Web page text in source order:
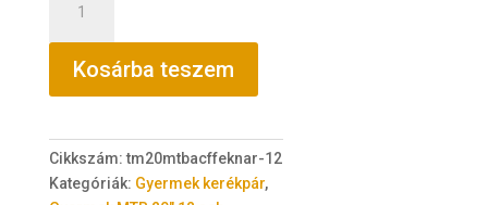
20"fiú
seb.
fekete/narancs
(11")
mennyiség
Kosárba teszem
Cikkszám: tm20mtbacffeknar-12
Kategóriák: Gyermek kerékpár,